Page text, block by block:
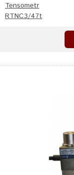
Tensometr
RTNC3/47t